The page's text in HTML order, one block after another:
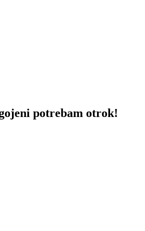
potrebam otrok!